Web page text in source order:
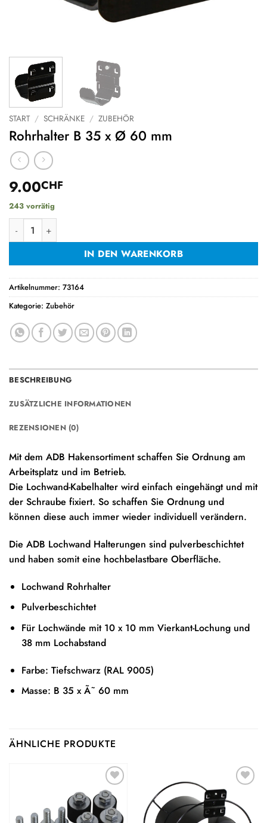
START / SCHRÄNKE / ZUBEHÖR
Rohrhalter B 35 x Ø 60 mm
9.00CHF
243 vorrätig
Rohrhalter B 35 x Ø 60 mm Menge
IN DEN WARENKORB
Artikelnummer: 73164
Kategorie: Zubehör
BESCHREIBUNG
ZUSÄTZLICHE INFORMATIONEN
REZENSIONEN (0)
Mit dem ADB Hakensortiment schaffen Sie Ordnung am
Arbeitsplatz und im Betrieb.
Die Lochwand-Kabelhalter wird einfach eingehängt und mit
der Schraube fixiert. So schaffen Sie Ordnung und
können diese auch immer wieder individuell verändern.
Die ADB Lochwand Halterungen sind pulverbeschichtet
und haben somit eine hochbelastbare Oberfläche.
Lochwand Rohrhalter
Pulverbeschichtet
Für Lochwände mit 10 x 10 mm Vierkant-Lochung und
38 mm Lochabstand
Farbe: Tiefschwarz (RAL 9005)
Masse: B 35 x Ã˜ 60 mm
ÄHNLICHE PRODUKTE
Auf die
Wunschliste
Auf die
Wunschliste